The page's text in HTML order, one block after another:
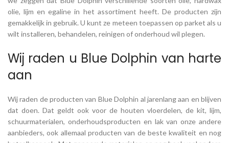
olie, lijm en egaline in het assortiment heeft. De producten zijn
gemakkelijk in gebruik. U kunt ze meteen toepassen op parket als u
wilt installeren, behandelen, reinigen of onderhoud wil plegen.
Wij raden u Blue Dolphin van harte
aan
Wij raden de producten van Blue Dolphin al jarenlang aan en blijven
dat doen. Dat geldt ook voor de houten vloerdelen, de kit, lijm,
schuurmaterialen, onderhoudsproducten en lak van onze andere
aanbieders, ook allemaal producten van de beste kwaliteit en nog